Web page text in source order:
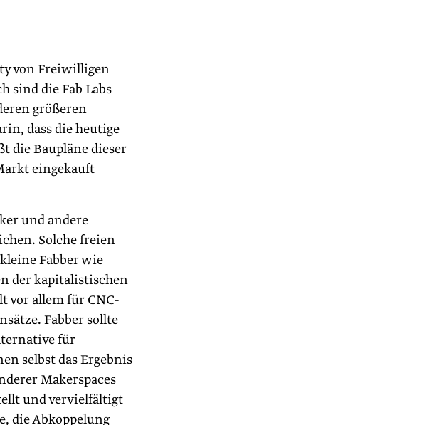
von Freiwilligen
sind die Fab Labs
größeren
dass die heutige
die Baupläne dieser
eingekauft
und andere
Solche freien
Fabber wie
der kapitalistischen
vor allem für CNC-
Fabber sollte
für
selbst das Ergebnis
Makerspaces
und vervielfältigt
die Abkoppelung